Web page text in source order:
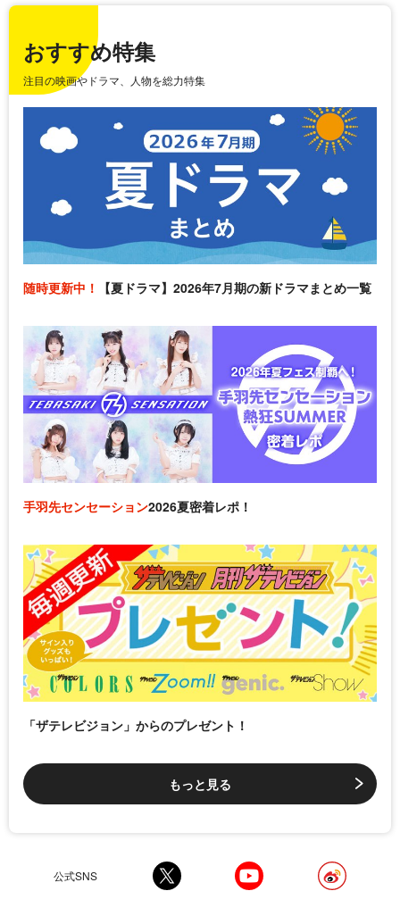
おすすめ特集
注目の映画やドラマ、人物を総力特集
随時更新中！ 【夏ドラマ】2026年7月期の新ドラマまとめ一覧
手羽先センセーション2026夏密着レポ！
「ザテレビジョン」からのプレゼント！
もっと見る
公式SNS